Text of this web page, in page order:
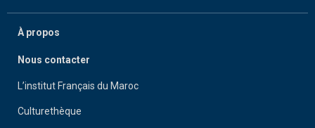
À propos
Nous contacter
L’institut Français du Maroc
Culturethèque